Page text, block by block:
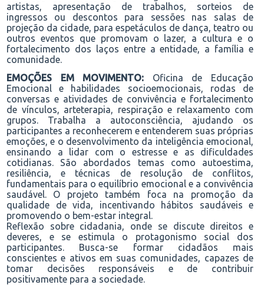
artistas, apresentação de trabalhos, sorteios de
ingressos ou descontos para sessões nas salas de
projeção da cidade, para espetáculos de dança, teatro ou
outros eventos que promovam o lazer, a cultura e o
fortalecimento dos laços entre a entidade, a família e
comunidade.
EMOÇÕES EM MOVIMENTO: Oficina de Educação
Emocional e habilidades socioemocionais, rodas de
conversas e atividades de convivência e fortalecimento
de vínculos, arteterapia, respiração e relaxamento com
grupos. Trabalha a autoconsciência, ajudando os
participantes a reconhecerem e entenderem suas próprias
emoções, e o desenvolvimento da inteligência emocional,
ensinando a lidar com o estresse e as dificuldades
cotidianas. São abordados temas como autoestima,
resiliência, e técnicas de resolução de conflitos,
fundamentais para o equilíbrio emocional e a convivência
saudável. O projeto também foca na promoção da
qualidade de vida, incentivando hábitos saudáveis e
promovendo o bem-estar integral.
Reflexão sobre cidadania, onde se discute direitos e
deveres, e se estimula o protagonismo social dos
participantes. Busca-se formar cidadãos mais
conscientes e ativos em suas comunidades, capazes de
tomar decisões responsáveis e de contribuir
positivamente para a sociedade.